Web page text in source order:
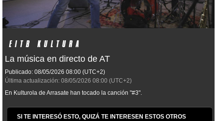
La música en directo de AT
Publicado: 08/05/2026 08:00 (UTC+2)
Última actualización: 08/05/2026 08:00 (UTC+2)
En Kulturola de Arrasate han tocado la canción "#3".
SI TE INTERESÓ ESTO, QUIZÁ TE INTERESEN ESTOS OTROS